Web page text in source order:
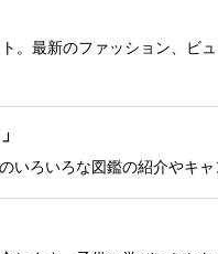
。最新のファッション、ビ
ろいろな図鑑の紹介やキャ